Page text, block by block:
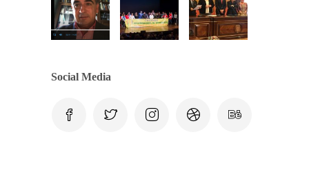
Social Media